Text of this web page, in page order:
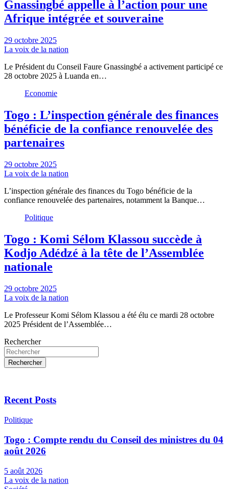
Gnassingbé appelle à l’action pour une
Afrique intégrée et souveraine
29 octobre 2025
La voix de la nation
Le Président du Conseil Faure Gnassingbé a activement participé ce
28 octobre 2025 à Luanda en…
Economie
Togo : L’inspection générale des finances
bénéficie de la confiance renouvelée des
partenaires
29 octobre 2025
La voix de la nation
L’inspection générale des finances du Togo bénéficie de la
confiance renouvelée des partenaires, notamment la Banque…
Politique
Togo : Komi Sélom Klassou succède à
Kodjo Adédzé à la tête de l’Assemblée
nationale
29 octobre 2025
La voix de la nation
Le Professeur Komi Sélom Klassou a été élu ce mardi 28 octobre
2025 Président de l’Assemblée…
Rechercher
Rechercher
Recent Posts
Politique
Togo : Compte rendu du Conseil des ministres du 04
août 2026
5 août 2026
La voix de la nation